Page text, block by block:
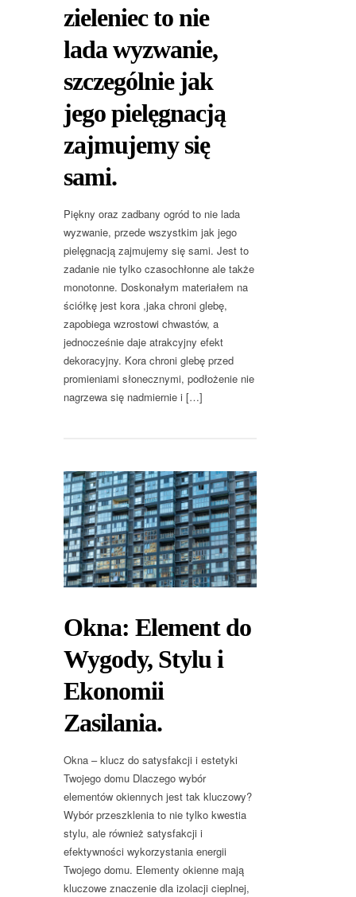
zieleniec to nie
lada wyzwanie,
szczególnie jak
jego pielęgnacją
zajmujemy się
sami.
Piękny oraz zadbany ogród to nie lada
wyzwanie, przede wszystkim jak jego
pielęgnacją zajmujemy się sami. Jest to
zadanie nie tylko czasochłonne ale także
monotonne. Doskonałym materiałem na
ściółkę jest kora ,jaka chroni glebę,
zapobiega wzrostowi chwastów, a
jednocześnie daje atrakcyjny efekt
dekoracyjny. Kora chroni glebę przed
promieniami słonecznymi, podłożenie nie
nagrzewa się nadmiernie i […]
Okna: Element do
Wygody, Stylu i
Ekonomii
Zasilania.
Okna – klucz do satysfakcji i estetyki
Twojego domu Dlaczego wybór
elementów okiennych jest tak kluczowy?
Wybór przeszklenia to nie tylko kwestia
stylu, ale również satysfakcji i
efektywności wykorzystania energii
Twojego domu. Elementy okienne mają
kluczowe znaczenie dla izolacji cieplnej,